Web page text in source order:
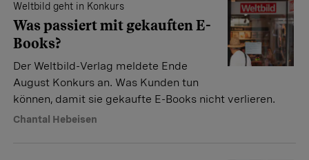
Weltbild geht in Konkurs
Was passiert mit gekauften E-
Books?
Der Weltbild-Verlag meldete Ende
August Konkurs an. Was Kunden tun
können, damit sie gekaufte E-Books nicht verlieren.
Chantal Hebeisen